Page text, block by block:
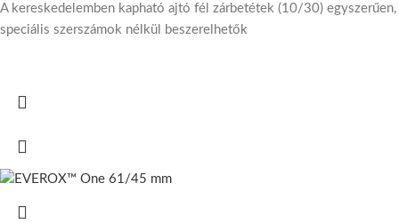
A kereskedelemben kapható ajtó fél zárbetétek (10/30) egyszerűen,
speciális szerszámok nélkül beszerelhetők